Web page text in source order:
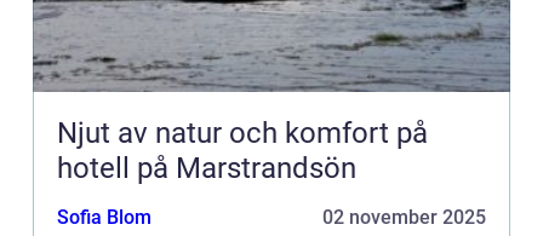
Njut av natur och komfort på
hotell på Marstrandsön
Sofia Blom 02 november 2025